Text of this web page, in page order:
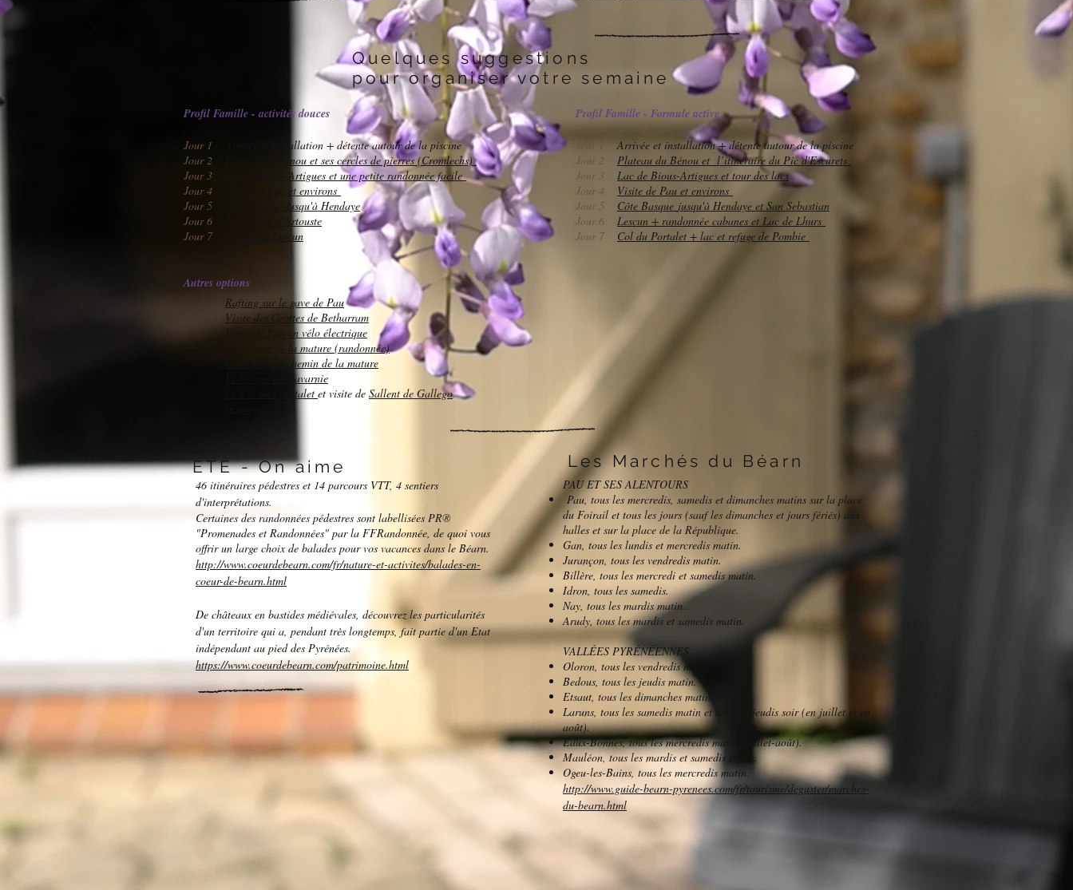
Quelques suggestions
pour organiser votre semaine​
Profil Famille - activités douces
Jour 1
Jour 2
Jour 3
Jour 4
Jour 5
Jour 6
Jour 7
Arrivée et installation + détente autour de la piscine
Plateau du Bénou et ses cercles de pierres (Cromlechs)
Lac de Bious-Artigues et une petite randonnée facile
Visite de Pau et environs
jusqu'à Hendaye
Petit Train d'Artouste
Cirque de Lescun
Profil Famille - Formule active
Jour 2
Jour 3
Jour 4
Jour 5
Jour 6
Jour 7
Arrivée et installation + détente autour de la piscine
Plateau du Bénou et l’itinéraire du Pic d'Escurets
Lac de Bious-Artigues et tour des lacs
Visite de Pau et environs
Côte Basque jusqu'à Hendaye et San Sebastian
Lescun + randonnée cabanes et Lac de Lhurs
Col du Portalet + lac et refuge de Pombie
Autres options
Rafting sur le gave de Pau
Visite des Grottes de Betharram
Visite de Pau en vélo électrique
Le chemin de la mature (randonnée)
Film TF1 Le chemin de la mature
Le Cirque de Gavarnie
Le Col du Pourtalet et visite de Sallent de Gallego
​ÉTÉ - On aime
46 itinéraires pédestres et 14 parcours VTT, 4 sentiers
d'interprétations.
Certaines des randonnées pédestres sont labellisées PR®
"Promenades et Randonnées" par la FFRandonnée, de quoi vous
offrir un large choix de balades pour vos vacances dans le Béarn.
http://www.coeurdebearn.com/fr/nature-et-activites/balades-en-
coeur-de-bearn.html
De châteaux en bastides médiévales, découvrez les particularités
d'un territoire qui a, pendant très longtemps, fait partie d'un Etat
indépendant au pied des Pyrénées.
https://www.coeurdebearn.com/patrimoine.html
Les Marchés du Béarn
PAU ET SES ALENTOURS
Pau, tous les mercredis, samedis et dimanches matins sur la place
du Foirail et tous les jours (sauf les dimanches et jours fériés) aux
halles et sur la place de la République.
Gan, tous les lundis et mercredis matin.
Jurançon, tous les vendredis matin.
Billère, tous les mercredi et samedis matin.
Idron, tous les samedis.
Nay, tous les mardis matin..
Arudy, tous les mardis et samedis matin.
VALLÉES PYRÉNÉENNES
Oloron, tous les vendredis matin.
Bedous, tous les jeudis matin.
Etsaut, tous les dimanches matin.
Laruns, tous les samedis matin et tous les jeudis soir (en juillet et en
août).
Eaux-Bonnes, tous les mercredis matin (juillet-août).
Mauléon, tous les mardis et samedis matin.
Ogeu-les-Bains, tous les mercredis matin.
http://www.guide-bearn-pyrenees.com/fr/tourisme/deguster/marches-
du-bearn.html